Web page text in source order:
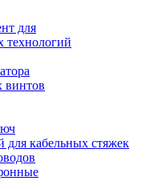
для
технологий
винтов
кабельных стяжек